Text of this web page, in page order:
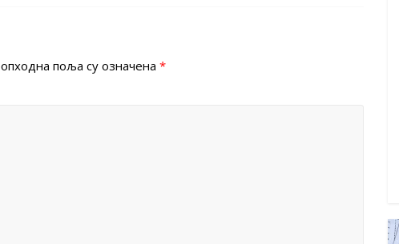
поља су означена *